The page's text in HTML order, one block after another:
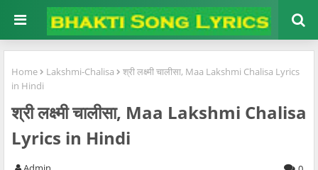
Home Lakshmi-Chalisa
श्री लक्ष्मी चालीसा, Maa Lakshmi Chalisa Lyrics
in Hindi
श्री लक्ष्मी चालीसा, Maa Lakshmi Chalisa
Lyrics in Hindi